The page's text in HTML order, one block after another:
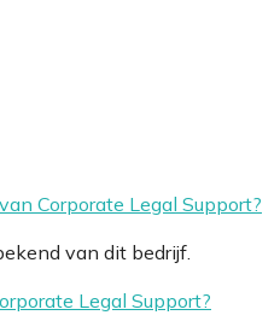
Corporate Legal Support?
van dit bedrijf.
Legal Support?